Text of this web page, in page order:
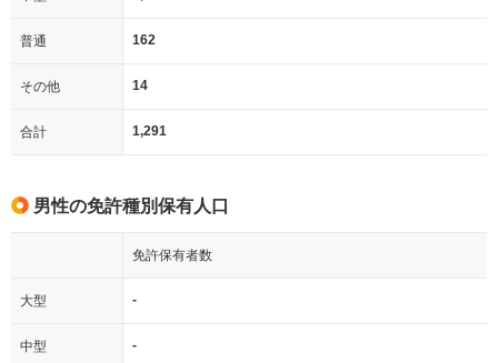
普通 162
その他 14
合計 1,291
男性の免許種別保有人口
免許保有者数
大型 -
中型 -